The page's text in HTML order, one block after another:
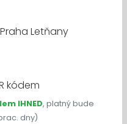
Letňany
kódem
IHNED, platný bude
dny)